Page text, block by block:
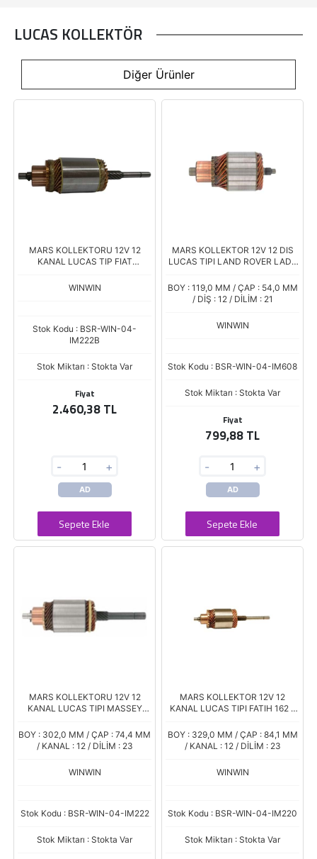
LUCAS KOLLEKTÖR
Diğer Ürünler
MARS KOLLEKTORU 12V 12
KANAL LUCAS TIP FIAT
TIT107
WINWIN
Stok Kodu : BSR-WIN-04-
IM222B
Stok Miktarı : Stokta Var
Fiyat
2.460,38 TL
- +
AD
Sepete Ekle
MARS KOLLEKTOR 12V 12 DIS
LUCAS TIPI LAND ROVER LADA
BOY : 119,0 MM / ÇAP : 54,0 MM
/ DİŞ : 12 / DİLİM : 21
WINWIN
Stok Kodu : BSR-WIN-04-IM608
Stok Miktarı : Stokta Var
Fiyat
799,88 TL
- +
AD
Sepete Ekle
MARS KOLLEKTORU 12V 12
KANAL LUCAS TIPI MASSEY
IMT TRAKTOR TIT-108
BOY : 302,0 MM / ÇAP : 74,4 MM
/ KANAL : 12 / DİLİM : 23
WINWIN
Stok Kodu : BSR-WIN-04-IM222
Stok Miktarı : Stokta Var
MARS KOLLEKTOR 12V 12
KANAL LUCAS TIPI FATIH 162 -
BOY : 329,0 MM / ÇAP : 84,1 MM
/ KANAL : 12 / DİLİM : 23
WINWIN
Stok Kodu : BSR-WIN-04-IM220
Stok Miktarı : Stokta Var